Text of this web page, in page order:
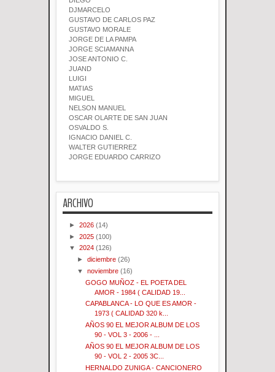
DJMARCELO
GUSTAVO DE CARLOS PAZ
GUSTAVO MORALE
JORGE DE LA PAMPA
JORGE SCIAMANNA
JOSE ANTONIO C.
JUAND
LUIGI
MATIAS
MIGUEL
NELSON MANUEL
OSCAR OLARTE DE SAN JUAN
OSVALDO S.
IGNACIO DANIEL C.
WALTER GUTIERREZ
JORGE EDUARDO CARRIZO
ARCHIVO
► 2026 (14)
► 2025 (100)
▼ 2024 (126)
►diciembre (26)
▼noviembre (16)
GOGO MUÑOZ - EL POETA DEL
AMOR - 1984 ( CALIDAD 19...
CAPABLANCA - LO QUE ES AMOR -
1973 ( CALIDAD 320 k...
AÑOS 90 EL MEJOR ALBUM DE LOS
90 - VOL 3 - 2006 - ...
AÑOS 90 EL MEJOR ALBUM DE LOS
90 - VOL 2 - 2005 3C...
HERNALDO ZUNIGA - CANCIONERO